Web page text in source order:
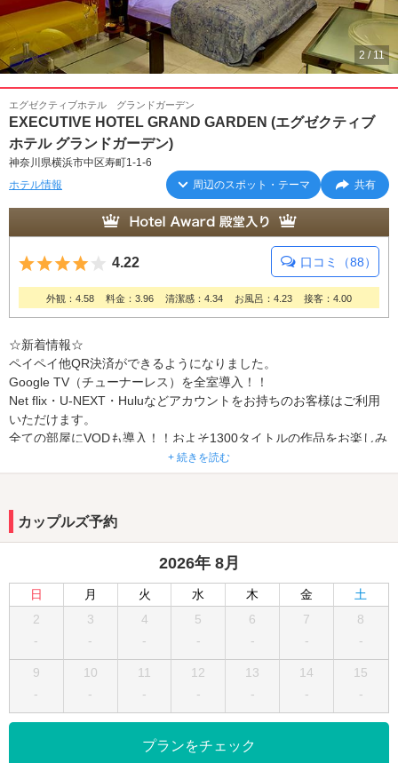
2 /11
エグゼクティブホテル グランドガーデン
EXECUTIVE HOTEL GRAND GARDEN (エグゼクティブ
ホテル グランドガーデン)
神奈川県横浜市中区寿町1-1-6
ホテル情報
周辺のスポット・テーマ 共有
5つ星のうち4
4.22 口コミ（88）
外観：4.58 料金：3.96 清潔感：4.34 お風呂：4.23 接客：4.00
☆新着情報☆
ペイペイ他QR決済ができるようになりました。
Google TV（チューナーレス）を全室導入！！
Net flix・U-NEXT・Huluなどアカウントをお持ちのお客様はご利用
いただけます。
全ての部屋にVODも導入！！およそ1300タイトルの作品をお楽しみ
も販売中
（このプランはBooking.comよりご予約ください。）
【お荷物お預かりサービス始めました】
ご宿泊当日のC/IN前に荷物をお預かり致します。
フロントまでお越しください。
＊C/OUT後は不可
学生証の提示で「休憩１,０００円OFF・宿泊１,５００円OFF」
■アクセス
JR京浜東北線「石川町駅」徒歩3分
JR京浜東北線「関内駅」徒歩8分
みなとみらい線「元町・中華街駅」徒歩10分
+ 続きを読む
カップルズ予約
2026年 8月
日 月 火 水 木 金
土
2
-
3
-
4
-
5
-
6
-
7
-
8
-
9
-
10
-
11
-
12
-
13
-
14
-
15
-
プランをチェック